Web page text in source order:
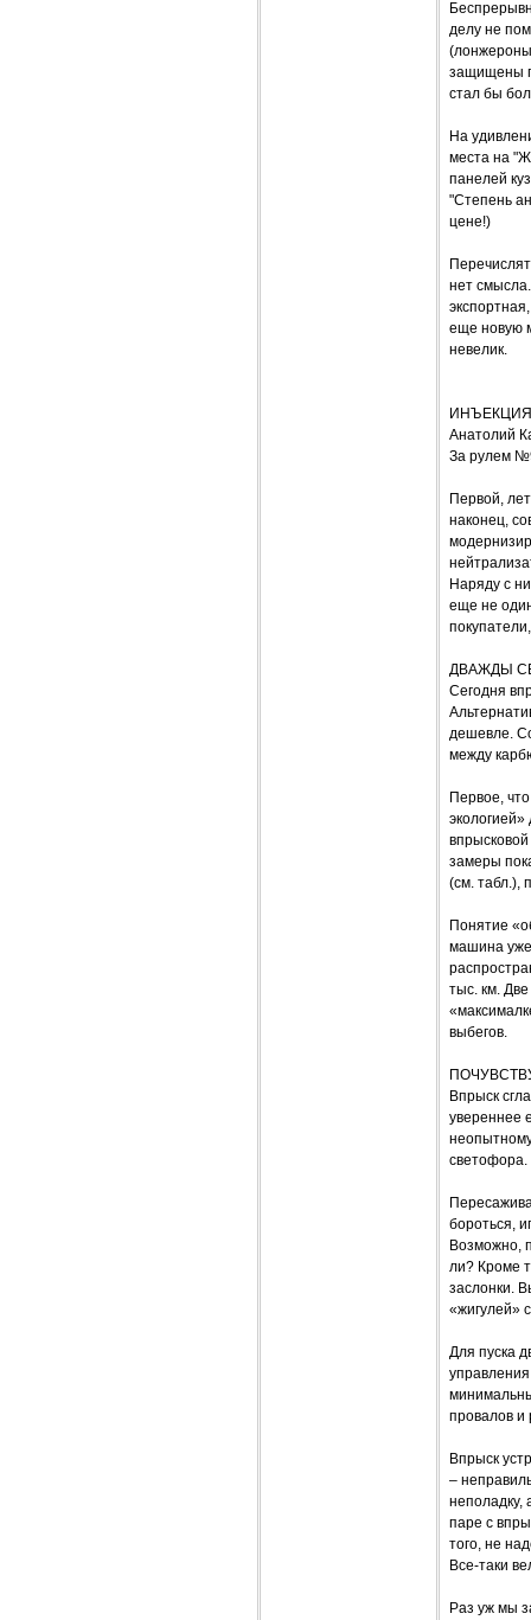
делу не
защищены
стал бы
На
места на
панелей
"Степень
цене!)
нет
еще новую
невелик.
Анатолий
За рулем
Первой,
наконец,
Наряду с
еще не
ДВАЖДЫ
Сегодня
дешевле.
между
Первое,
замеры
(см. табл.),
Понятие
машина уже
тыс. км.
выбегов.
Впрыск
увереннее
светофора.
бороться,
Возможно,
ли? Кроме
заслонки.
«жигулей»
Для пуска
провалов и
Впрыск
–
неполадку,
паре с
того, не
Все-таки
Раз уж мы